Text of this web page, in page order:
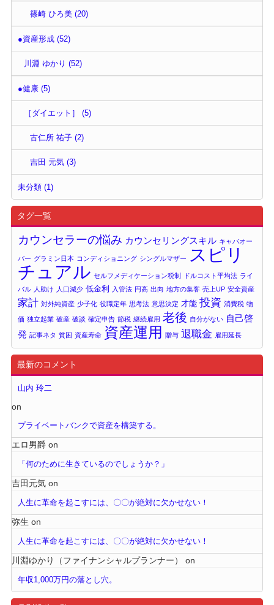
篠崎 ひろ美 (20)
●資産形成 (52)
川淵 ゆかり (52)
●健康 (5)
［ダイエット］ (5)
古仁所 祐子 (2)
吉田 元気 (3)
未分類 (1)
タグ一覧
カウンセラーの悩み カウンセリングスキル キャパオー
バー グラミン日本 コンディショニング シングルマザー
スピリ
チュアル セルフメディケーション税制 ドルコスト平均法 ライ
バル
人助け 人口減少 低金利 入管法 円高 出向 地方の集客 売上UP 安全資産
家計 対外純資産 少子化 役職定年 思考法 意思決定 才能 投資 消費税 物
価 独立起業 破産 破談 確定申告 節税 継続雇用 老後 自分がない 自己啓
発 記事ネタ 貧困 資産寿命 資産運用 贈与 退職金 雇用延長
最新のコメント
山内 玲二
on
プライベートバンクで資産を構築する。
エロ男爵 on
「何のために生きているのでしょうか？」
吉田元気 on
人生に革命を起こすには、〇〇が絶対に欠かせない！
弥生 on
人生に革命を起こすには、〇〇が絶対に欠かせない！
川淵ゆかり（ファイナンシャルプランナー） on
年収1,000万円の落とし穴。